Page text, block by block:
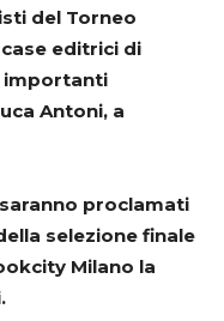
del Torneo
editrici di
importanti
Antoni, a
proclamati
selezione finale
Milano la